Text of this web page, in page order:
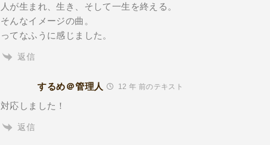
人が生まれ、生き、そして一生を終える。
そんなイメージの曲。
ってなふうに感じました。
返信
するめ＠管理人 12 年 前のテキスト
対応しました！
返信